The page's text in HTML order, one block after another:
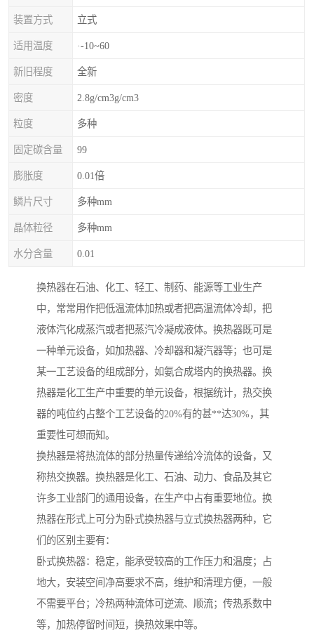
装置方式 立式
适用温度 ·-10~60
新旧程度 全新
密度 2.8g/cm3g/cm3
粒度 多种
固定碳含量 99
膨胀度 0.01倍
鳞片尺寸 多种mm
晶体粒径 多种mm
水分含量 0.01
换热器在石油、化工、轻工、制药、能源等工业生产
中，常常用作把低温流体加热或者把高温流体冷却，把
液体汽化成蒸汽或者把蒸汽冷凝成液体。换热器既可是
一种单元设备，如加热器、冷却器和凝汽器等；也可是
某一工艺设备的组成部分，如氨合成塔内的换热器。换
热器是化工生产中重要的单元设备，根据统计，热交换
器的吨位约占整个工艺设备的20%有的甚**达30%，其
重要性可想而知。
换热器是将热流体的部分热量传递给冷流体的设备，又
称热交换器。换热器是化工、石油、动力、食品及其它
许多工业部门的通用设备，在生产中占有重要地位。换
热器在形式上可分为卧式换热器与立式换热器两种，它
们的区别主要有：
卧式换热器：稳定，能承受较高的工作压力和温度；占
地大，安装空间净高要求不高，维护和清理方便，一般
不需要平台；冷热两种流体可逆流、顺流；传热系数中
等，加热停留时间短，换热效果中等。